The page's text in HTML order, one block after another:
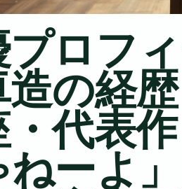
プロフィ
の経
代表
ねーよ」